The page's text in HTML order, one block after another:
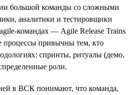
большой команды со сложными
аналитики и тестировщики
командах — Agile Release Trains
процессы привычны тем, кто
спринты, ритуалы (демо,
роли.
в ВСК понимают, что команда,